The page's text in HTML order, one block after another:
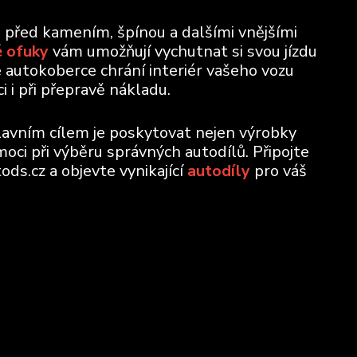
kamením, špínou a dalšími vnějšími
ofukyvám umožňují vychutnat si svou jízdu
chrání interiér vašeho vozu
i při přepravě nákladu.
cílem je poskytovat nejen výrobky
při výběru správných autodílů. Připojte
a objevte vynikajícíautodíly pro váš